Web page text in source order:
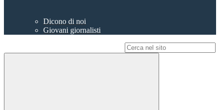
Dicono di noi
Giovani giornalisti